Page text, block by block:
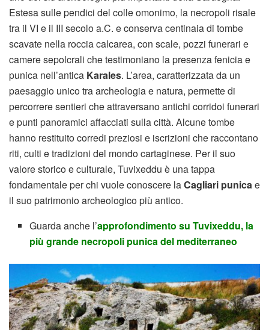
Estesa sulle pendici del colle omonimo, la necropoli risale
tra il VI e il III secolo a.C. e conserva centinaia di tombe
scavate nella roccia calcarea, con scale, pozzi funerari e
camere sepolcrali che testimoniano la presenza fenicia e
punica nell’antica Karales. L’area, caratterizzata da un
paesaggio unico tra archeologia e natura, permette di
percorrere sentieri che attraversano antichi corridoi funerari
e punti panoramici affacciati sulla città. Alcune tombe
hanno restituito corredi preziosi e iscrizioni che raccontano
riti, culti e tradizioni del mondo cartaginese. Per il suo
valore storico e culturale, Tuvixeddu è una tappa
fondamentale per chi vuole conoscere laCagliari punicae
il suo patrimonio archeologico più antico.
Guarda anche l’approfondimento su Tuvixeddu, la
più grande necropoli punica del mediterraneo